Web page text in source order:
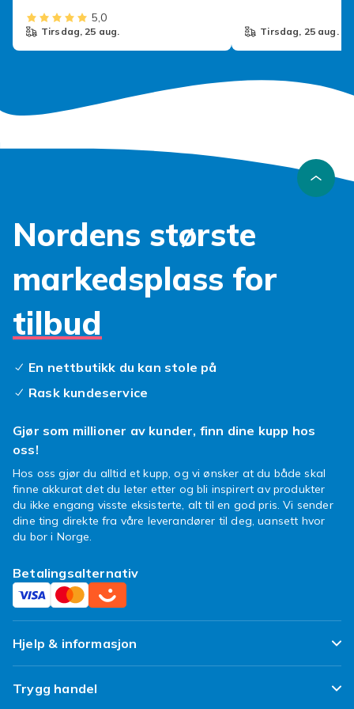
5,0
tirsdag, 25 aug. tirsdag, 25 aug.
Nordens største
markedsplass for
tilbud
En nettbutikk du kan stole på
Rask kundeservice
Gjør som millioner av kunder, finn dine kupp hos
oss!
Hos oss gjør du alltid et kupp, og vi ønsker at du både skal
finne akkurat det du leter etter og bli inspirert av produkter
du ikke engang visste eksisterte, alt til en god pris. Vi sender
dine ting direkte fra våre leverandører til deg, uansett hvor
du bor i Norge.
Betalingsalternativ
Hjelp & informasjon
Ofte stilte spørsmål
Trygg handel